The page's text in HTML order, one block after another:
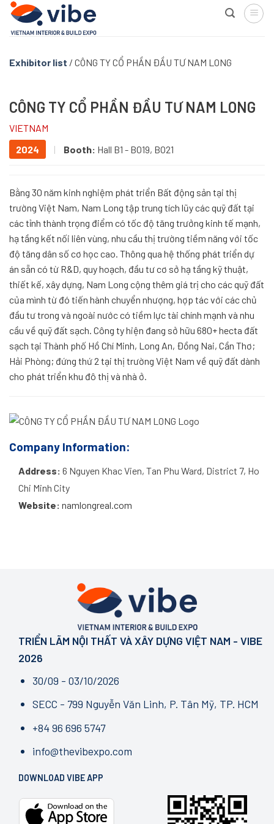
Skip
content
Exhibitor list / CÔNG TY CỔ PHẦN ĐẦU TƯ NAM LONG
CÔNG TY CỔ PHẦN ĐẦU TƯ NAM LONG
VIETNAM
2024
| Booth: Hall B1 - BO19, BO21
Bằng 30 năm kinh nghiệm phát triển Bất động sản tại thị
trường Việt Nam, Nam Long tập trung tích lũy các quỹ đất tại
các tỉnh thành trọng điểm có tốc độ tăng trưởng kinh tế mạnh,
hạ tầng kết nối liên vùng, nhu cầu thị trường tiềm năng với tốc
độ tăng dân số cơ học cao. Thông qua hệ thống phát triển dự
án sẵn có từ R&D, quy hoạch, đầu tư cơ sở hạ tầng kỹ thuật,
thiết kế, xây dựng, Nam Long cộng thêm giá trị cho các quỹ đất
của mình từ đó tiến hành chuyển nhượng, hợp tác với các chủ
đầu tư trong và ngoài nước có tiềm lực tài chính mạnh và nhu
cầu về quỹ đất sạch. Công ty hiện đang sở hữu 680+ hecta đất
sạch tại Thành phố Hồ Chí Minh, Long An, Đồng Nai, Cần Thơ;
Hải Phòng; đứng thứ 2 tại thị trường Việt Nam về quỹ đất dành
cho phát triển khu đô thị và nhà ở.
Company Information:
Address: 6 Nguyen Khac Vien, Tan Phu Ward, District 7, Ho
Chi Minh City
Website: namlongreal.com
TRIỂN LÃM NỘI THẤT VÀ XÂY DỰNG VIỆT NAM - VIBE
2026
30/09 - 03/10/2026
SECC - 799 Nguyễn Văn Linh, P. Tân Mỹ, TP. HCM
+84 96 696 5747
info@thevibexpo.com
DOWNLOAD VIBE APP